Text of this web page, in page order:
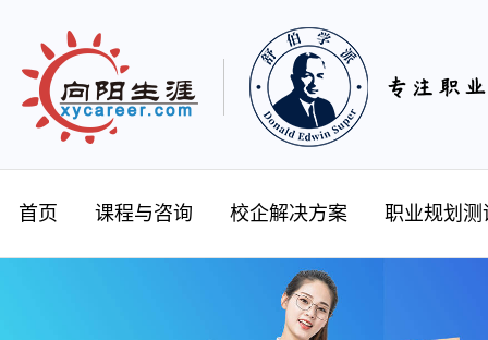
首页 课程与咨询 校企解决方案 职业规划测